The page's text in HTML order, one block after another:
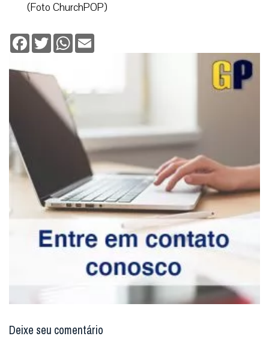
(Foto ChurchPOP)
Facebook
TwitterWhatsApp
Deixe seu comentário